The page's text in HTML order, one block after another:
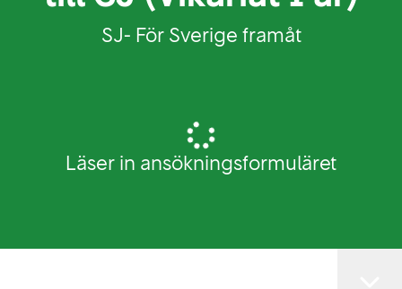
SJ- För Sverige framåt
Läser in ansökningsformuläret